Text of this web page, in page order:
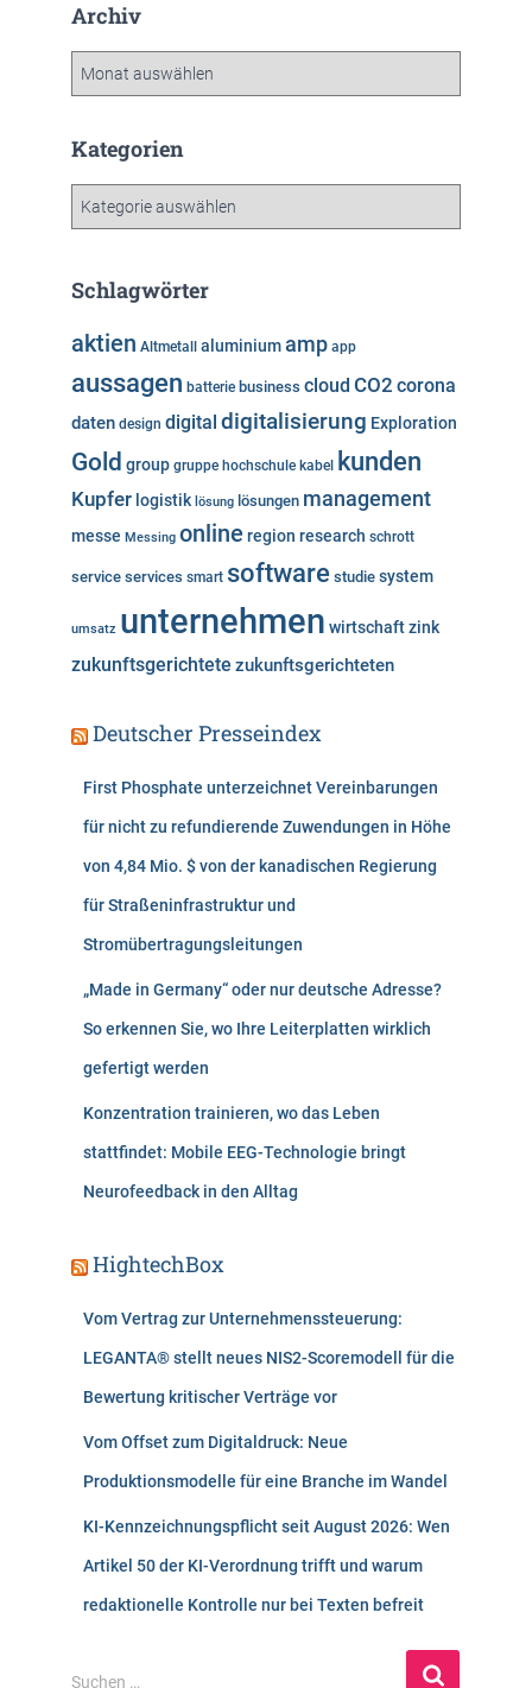
Archiv
h
Kategorien
g
r
i
n
Schlagwörter
aktien Altmetall aluminiumamp app
aussagen batterie business cloud CO2 corona
daten design digital digitalisierung Exploration
Gold group gruppe hochschule kabel kunden
Kupfer logistik lösung lösungen management
messe Messing online region research schrott
service services smart software studie system
umsatz unternehmen wirtschaftzink
zukunftsgerichtete zukunftsgerichteten
Deutscher Presseindex
First Phosphate unterzeichnet Vereinbarungen
für nicht zu refundierende Zuwendungen in Höhe
von 4,84 Mio. $ von der kanadischen Regierung
für Straßeninfrastruktur und
Stromübertragungsleitungen
„Made in Germany“ oder nur deutsche Adresse?
So erkennen Sie, wo Ihre Leiterplatten wirklich
gefertigt werden
Konzentration trainieren, wo das Leben
stattfindet: Mobile EEG-Technologie bringt
Neurofeedback in den Alltag
HightechBox
Vom Vertrag zur Unternehmenssteuerung:
LEGANTA® stellt neues NIS2-Scoremodell für die
Bewertung kritischer Verträge vor
Vom Offset zum Digitaldruck: Neue
Produktionsmodelle für eine Branche im Wandel
KI-Kennzeichnungspflicht seit August 2026: Wen
Artikel 50 der KI-Verordnung trifft und warum
redaktionelle Kontrolle nur bei Texten befreit
S
Suchen …